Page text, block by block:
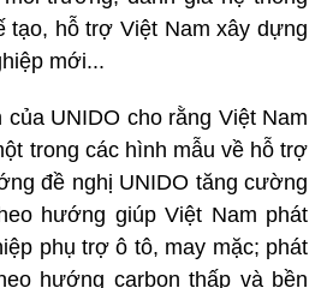
tạo, hỗ trợ Việt Nam xây dựng
mới...
của UNIDO cho rằng Việt Nam
trong các hình mẫu về hỗ trợ
đề nghị UNIDO tăng cường
hướng giúp Việt Nam phát
phụ trợ ô tô, may mặc; phát
hướng carbon thấp và bền